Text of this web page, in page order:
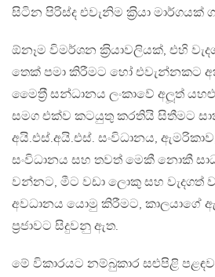
සිටින පිරිස්ද එවැනිම ක‍්‍රියා මාර්ගයක්
ඕනෑම විමර්ශන ක‍්‍රියාවලියක්, එහි
තෙක් පමා කිරීමට හෝ එවැන්නකට
මෛත‍්‍රී සන්ධානය ලංකාවේ අලූත්
සමග එක්ව කටයුතු කරතියි සිතීමට
අයි.එස්.අයි.එස්. සංවිධානය,
සංවිධානය සහ තවත් මෙකී නොකී
වන්නට, මීට වඩා ලොකු සහ වැදගත්
අවධානය යොමු කිරීමට, කාලයාගේ
ප‍්‍රජාවට සිදුවනු ඇත.
මේ විකාරයට නම්බුකාර සළුපිළි